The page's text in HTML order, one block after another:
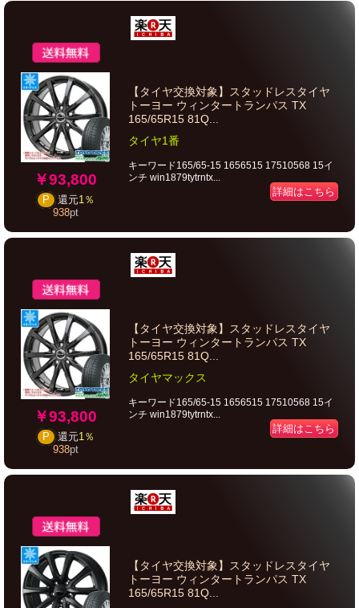
￥93,800
P 還元1％
938pt
【タイヤ交換対象】スタッドレスタイヤ
トーヨー ウィンタートランパス TX
165/65R15 81Q...
タイヤ1番
キーワード165/65-15 1656515 17510568 15イ
ンチ win1879tytrntx...
詳細はこちら
￥93,800
P 還元1％
938pt
【タイヤ交換対象】スタッドレスタイヤ
トーヨー ウィンタートランパス TX
165/65R15 81Q...
タイヤマックス
キーワード165/65-15 1656515 17510568 15イ
ンチ win1879tytrntx...
詳細はこちら
【タイヤ交換対象】スタッドレスタイヤ
トーヨー ウィンタートランパス TX
165/65R15 81Q...